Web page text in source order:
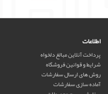
اطلاعات
پرداخت آنلاین مبالغ دلخواه
شرایط و قوانین فروشگاه
روش های ارسال سفارشات
آماده سازی سفارشات